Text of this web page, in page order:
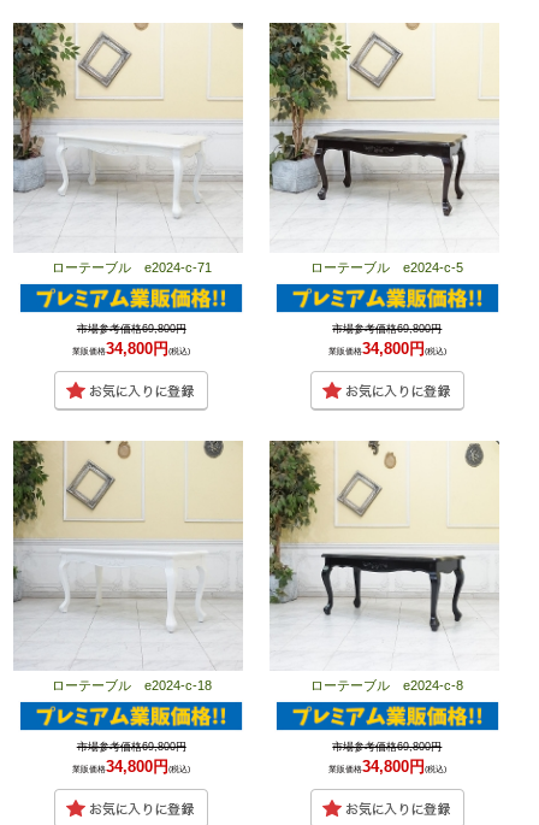
ローテーブル e2024-c-71
市場参考価格69,800円
業販価格34,800円(税込)
ローテーブル e2024-c-5
市場参考価格69,800円
業販価格34,800円 (税込)
ローテーブル e2024-c-18
市場参考価格69,800円
業販価格34,800円(税込)
ローテーブル e2024-c-8
市場参考価格69,800円
業販価格34,800円 (税込)